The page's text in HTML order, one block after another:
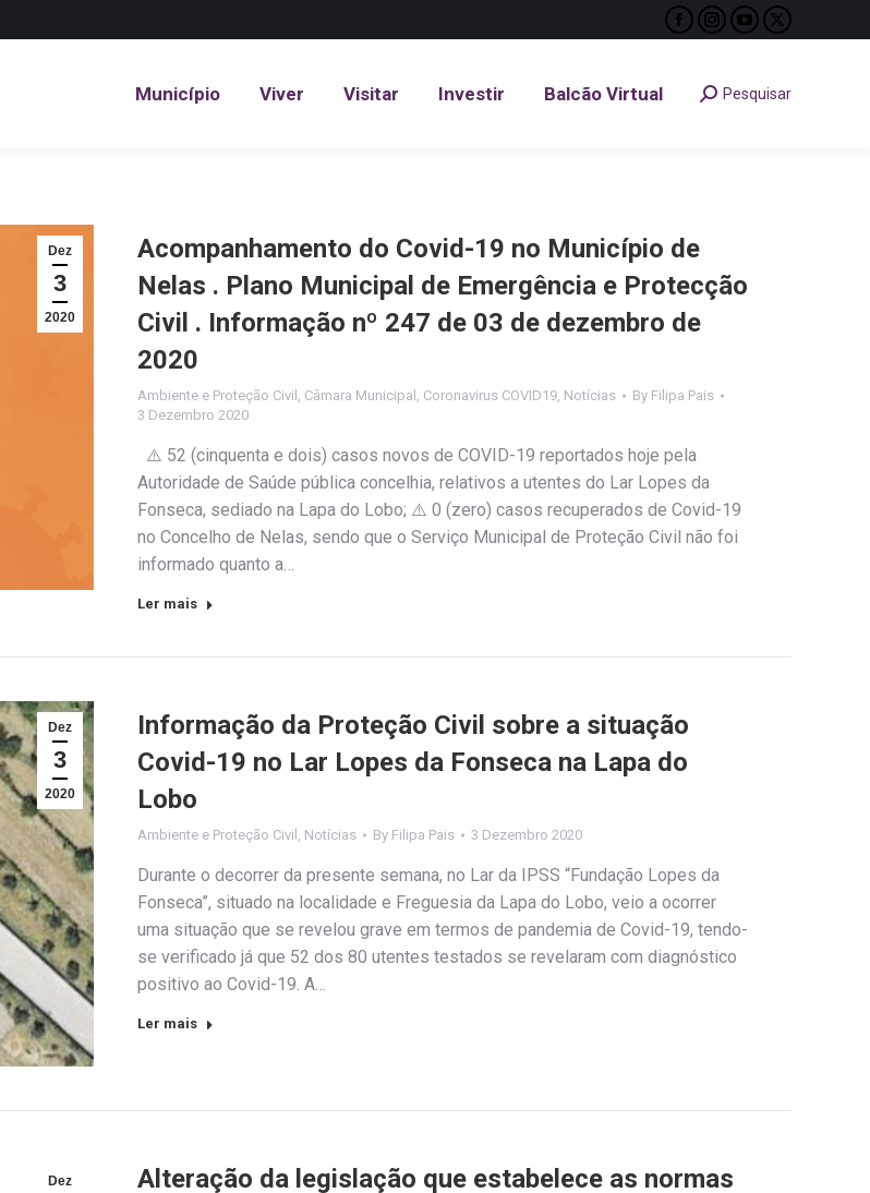
Facebook
opens
Instagram
opens
YouTube
opens
X
opens
Município Viver Visitar Investir Balcão Virtual Search:Pesquisar
Dez
3
2020
Acompanhamento do Covid-19 no Município de
Nelas . Plano Municipal de Emergência e Protecção
Civil . Informação nº 247 de 03 de dezembro de
2020
Ambiente e Proteção Civil , Câmara Municipal , Coronavirus COVID19, Notícias By Filipa Pais
3 Dezembro 2020
⚠️ 52 (cinquenta e dois) casos novos de COVID-19 reportados hoje pela
Autoridade de Saúde pública concelhia, relativos a utentes do Lar Lopes da
Fonseca, sediado na Lapa do Lobo; ⚠️ 0 (zero) casos recuperados de Covid-19
no Concelho de Nelas, sendo que o Serviço Municipal de Proteção Civil não foi
informado quanto a…
Ler mais
Dez
3
2020
Informação da Proteção Civil sobre a situação
Covid-19 no Lar Lopes da Fonseca na Lapa do
Lobo
Ambiente e Proteção Civil , Notícias By Filipa Pais 3 Dezembro 2020
Durante o decorrer da presente semana, no Lar da IPSS “Fundação Lopes da
Fonseca”, situado na localidade e Freguesia da Lapa do Lobo, veio a ocorrer
uma situação que se revelou grave em termos de pandemia de Covid-19, tendo-
se verificado já que 52 dos 80 utentes testados se revelaram com diagnóstico
positivo ao Covid-19. A…
Ler mais
Dez
Alteração da legislação que estabelece as normas
Município Viver Visitar Investir Balcão Virtual Search:
Pesquisar